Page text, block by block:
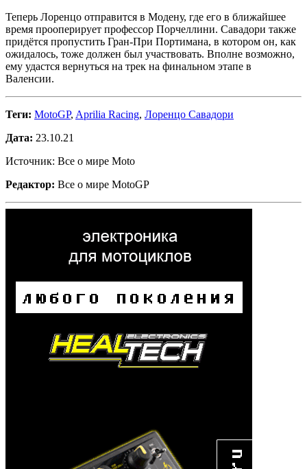
Теперь Лоренцо отправится в Модену, где его в ближайшее
время прооперирует профессор Порчеллини. Савадори также
придётся пропустить Гран-При Портимана, в котором он, как
ожидалось, тоже должен был участвовать. Вполне возможно,
ему удастся вернуться на трек на финальном этапе в
Валенсии.
Теги: MotoGP, Aprilia Racing, Лоренцо Савадори
Дата: 23.10.21
Источник: Все о мире Moto
Редактор: Все о мире MotoGP